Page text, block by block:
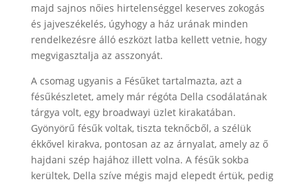
majd sajnos nőies hirtelenséggel keserves zokogás
és jajveszékelés, úgyhogy a ház urának minden
rendelkezésre álló eszközt latba kellett vetnie, hogy
megvigasztalja az asszonyát.
A csomag ugyanis a Fésűket tartalmazta, azt a
fésűkészletet, amely már régóta Della csodálatának
tárgya volt, egy broadwayi üzlet kirakatában.
Gyönyörű fésűk voltak, tiszta teknőcből, a szélük
ékkővel kirakva, pontosan az az árnyalat, amely az ő
hajdani szép hajához illett volna. A fésűk sokba
kerültek, Della szíve mégis majd elepedt értük, pedig